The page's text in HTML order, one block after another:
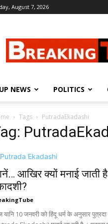
August 7, 2026
UP NEWS POLITICS
Tags PutradaEkadashi
आखिर क्यों मनाई जाती
10 जनवरी को हिंदू धर्म के अनुसार पुत्रदा